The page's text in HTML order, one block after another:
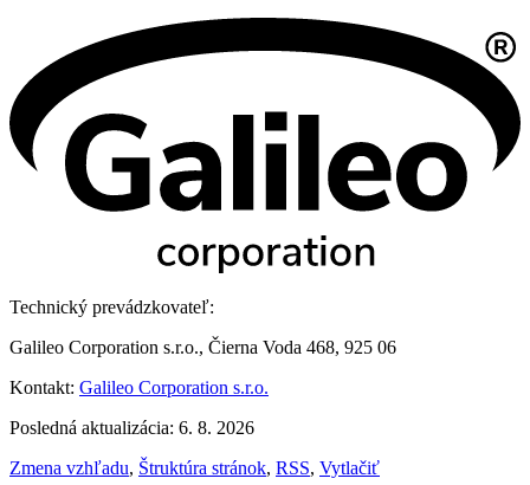
Technický prevádzkovateľ:
Galileo Corporation s.r.o., Čierna Voda 468, 925 06
Kontakt: Galileo Corporation s.r.o.
Posledná aktualizácia: 6. 8. 2026
Zmena vzhľadu, Štruktúra stránok, RSS, Vytlačiť